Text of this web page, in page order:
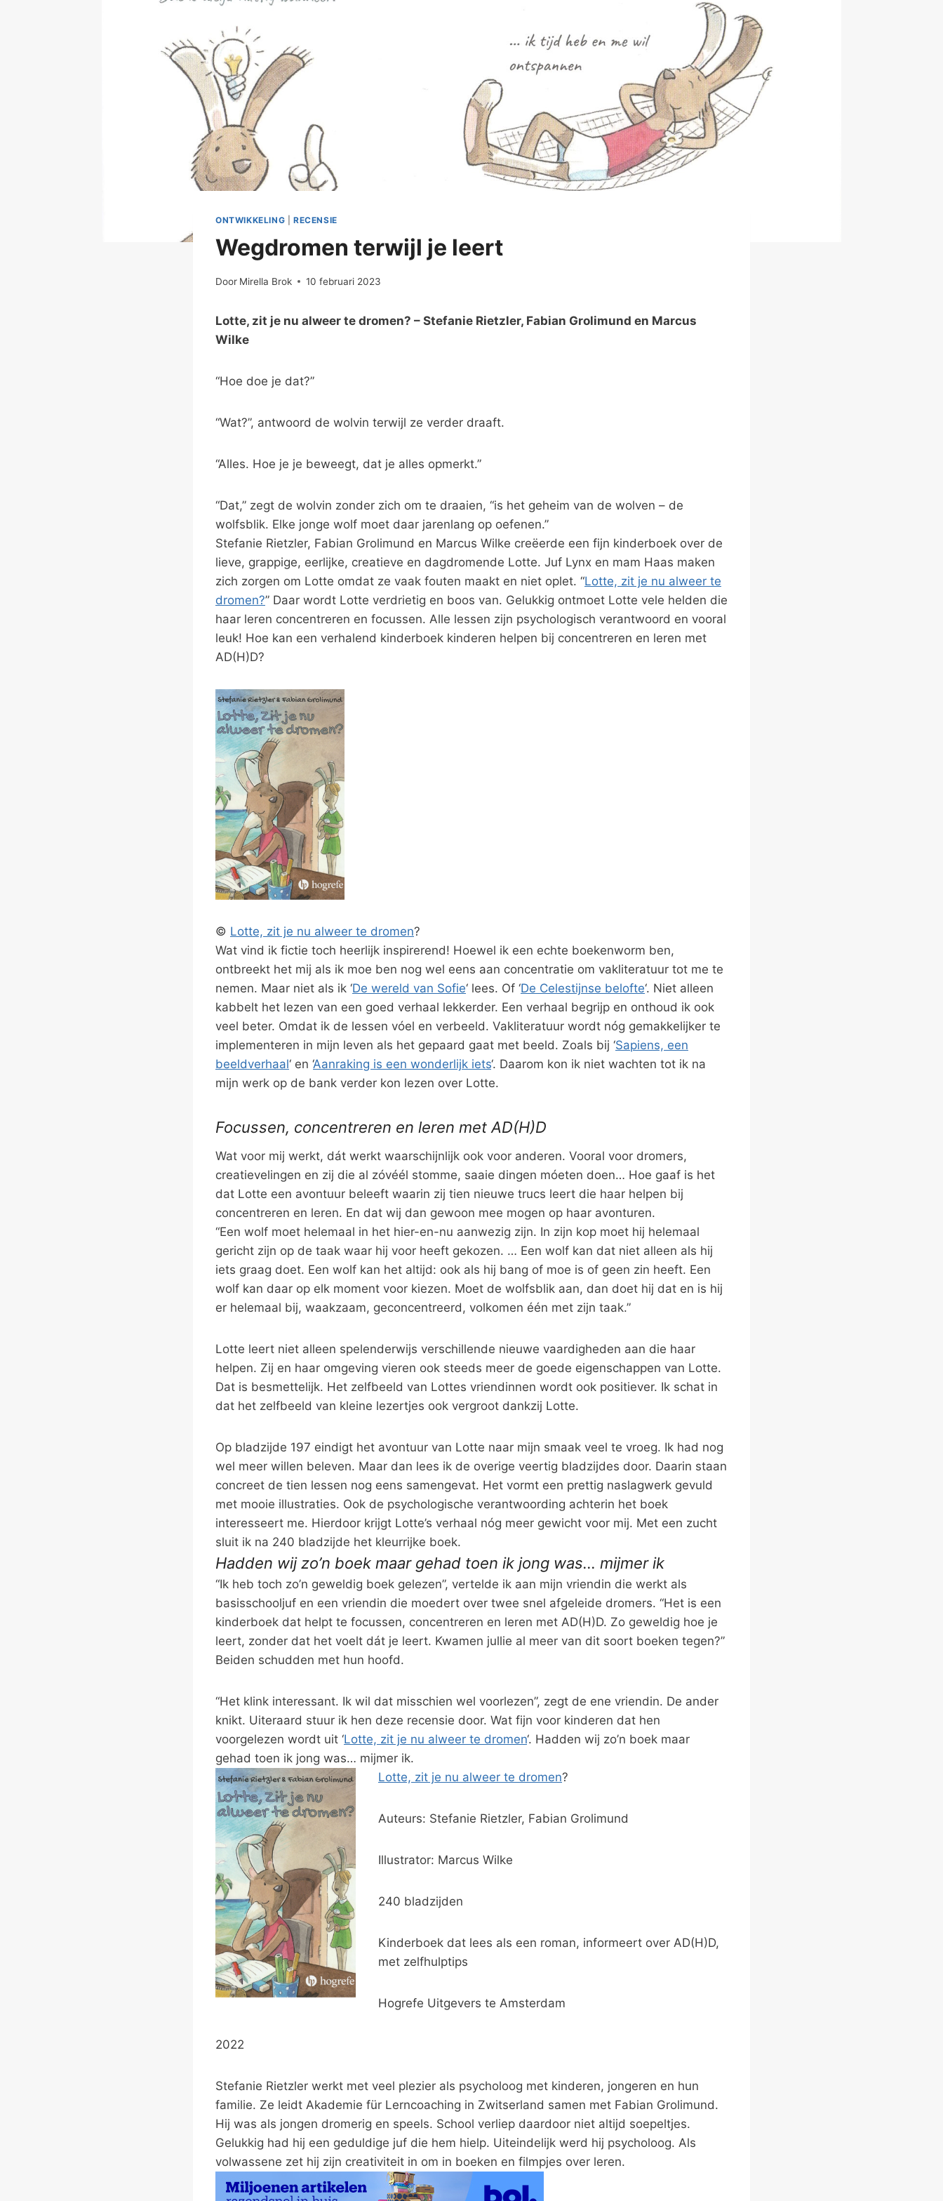
ONTWIKKELING RECENSIE
Wegdromen terwijl je leert
Door Mirella Brok 10 februari 2023
Lotte, zit je nu alweer te dromen? – Stefanie Rietzler, Fabian Grolimund en Marcus
Wilke
“Hoe doe je dat?”
“Wat?”, antwoord de wolvin terwijl ze verder draaft.
“Alles. Hoe je je beweegt, dat je alles opmerkt.”
“Dat,” zegt de wolvin zonder zich om te draaien, “is het geheim van de wolven – de
wolfsblik. Elke jonge wolf moet daar jarenlang op oefenen.”
Stefanie Rietzler, Fabian Grolimund en Marcus Wilke creëerde een fijn kinderboek over de
lieve, grappige, eerlijke, creatieve en dagdromende Lotte. Juf Lynx en mam Haas maken
zich zorgen om Lotte omdat ze vaak fouten maakt en niet oplet. “Lotte, zit je nu alweer te
dromen?” Daar wordt Lotte verdrietig en boos van. Gelukkig ontmoet Lotte vele helden die
haar leren concentreren en focussen. Alle lessen zijn psychologisch verantwoord en vooral
leuk! Hoe kan een verhalend kinderboek kinderen helpen bij concentreren en leren met
AD(H)D?
© Lotte, zit je nu alweer te dromen?
Wat vind ik fictie toch heerlijk inspirerend! Hoewel ik een echte boekenworm ben,
ontbreekt het mij als ik moe ben nog wel eens aan concentratie om vakliteratuur tot me te
nemen. Maar niet als ik ‘De wereld van Sofie‘ lees. Of ‘De Celestijnse belofte‘. Niet alleen
kabbelt het lezen van een goed verhaal lekkerder. Een verhaal begrijp en onthoud ik ook
veel beter. Omdat ik de lessen vóel en verbeeld. Vakliteratuur wordt nóg gemakkelijker te
implementeren in mijn leven als het gepaard gaat met beeld. Zoals bij ‘Sapiens, een
beeldverhaal‘ en ‘Aanraking is een wonderlijk iets‘. Daarom kon ik niet wachten tot ik na
mijn werk op de bank verder kon lezen over Lotte.
Focussen, concentreren en leren met AD(H)D
Wat voor mij werkt, dát werkt waarschijnlijk ook voor anderen. Vooral voor dromers,
creatievelingen en zij die al zóvéél stomme, saaie dingen móeten doen… Hoe gaaf is het
dat Lotte een avontuur beleeft waarin zij tien nieuwe trucs leert die haar helpen bij
concentreren en leren. En dat wij dan gewoon mee mogen op haar avonturen.
“Een wolf moet helemaal in het hier-en-nu aanwezig zijn. In zijn kop moet hij helemaal
gericht zijn op de taak waar hij voor heeft gekozen. … Een wolf kan dat niet alleen als hij
iets graag doet. Een wolf kan het altijd: ook als hij bang of moe is of geen zin heeft. Een
wolf kan daar op elk moment voor kiezen. Moet de wolfsblik aan, dan doet hij dat en is hij
er helemaal bij, waakzaam, geconcentreerd, volkomen één met zijn taak.”
Lotte leert niet alleen spelenderwijs verschillende nieuwe vaardigheden aan die haar
helpen. Zij en haar omgeving vieren ook steeds meer de goede eigenschappen van Lotte.
Dat is besmettelijk. Het zelfbeeld van Lottes vriendinnen wordt ook positiever. Ik schat in
dat het zelfbeeld van kleine lezertjes ook vergroot dankzij Lotte.
Op bladzijde 197 eindigt het avontuur van Lotte naar mijn smaak veel te vroeg. Ik had nog
wel meer willen beleven. Maar dan lees ik de overige veertig bladzijdes door. Daarin staan
concreet de tien lessen nog eens samengevat. Het vormt een prettig naslagwerk gevuld
met mooie illustraties. Ook de psychologische verantwoording achterin het boek
interesseert me. Hierdoor krijgt Lotte’s verhaal nóg meer gewicht voor mij. Met een zucht
sluit ik na 240 bladzijde het kleurrijke boek.
Hadden wij zo’n boek maar gehad toen ik jong was… mijmer ik
“Ik heb toch zo’n geweldig boek gelezen”, vertelde ik aan mijn vriendin die werkt als
basisschooljuf en een vriendin die moedert over twee snel afgeleide dromers. “Het is een
kinderboek dat helpt te focussen, concentreren en leren met AD(H)D. Zo geweldig hoe je
leert, zonder dat het voelt dát je leert. Kwamen jullie al meer van dit soort boeken tegen?”
Beiden schudden met hun hoofd.
“Het klink interessant. Ik wil dat misschien wel voorlezen”, zegt de ene vriendin. De ander
knikt. Uiteraard stuur ik hen deze recensie door. Wat fijn voor kinderen dat hen
voorgelezen wordt uit ‘Lotte, zit je nu alweer te dromen‘. Hadden wij zo’n boek maar
gehad toen ik jong was… mijmer ik.
Lotte, zit je nu alweer te dromen?
Auteurs: Stefanie Rietzler, Fabian Grolimund
Illustrator: Marcus Wilke
240 bladzijden
Kinderboek dat lees als een roman, informeert over AD(H)D,
met zelfhulptips
Hogrefe Uitgevers te Amsterdam
2022
Stefanie Rietzler werkt met veel plezier als psycholoog met kinderen, jongeren en hun
familie. Ze leidt Akademie für Lerncoaching in Zwitserland samen met Fabian Grolimund.
Hij was als jongen dromerig en speels. School verliep daardoor niet altijd soepeltjes.
Gelukkig had hij een geduldige juf die hem hielp. Uiteindelijk werd hij psycholoog. Als
volwassene zet hij zijn creativiteit in om in boeken en filmpjes over leren.